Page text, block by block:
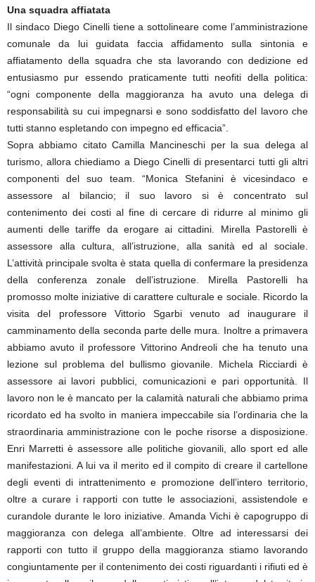
Una squadra affiatata
Il sindaco Diego Cinelli tiene a sottolineare come l’amministrazione
comunale da lui guidata faccia affidamento sulla sintonia e
affiatamento della squadra che sta lavorando con dedizione ed
entusiasmo pur essendo praticamente tutti neofiti della politica:
“ogni componente della maggioranza ha avuto una delega di
responsabilità su cui impegnarsi e sono soddisfatto del lavoro che
tutti stanno espletando con impegno ed efficacia”.
Sopra abbiamo citato Camilla Mancineschi per la sua delega al
turismo, allora chiediamo a Diego Cinelli di presentarci tutti gli altri
componenti del suo team. “Monica Stefanini è vicesindaco e
assessore al bilancio; il suo lavoro si è concentrato sul
contenimento dei costi al fine di cercare di ridurre al minimo gli
aumenti delle tariffe da erogare ai cittadini. Mirella Pastorelli è
assessore alla cultura, all’istruzione, alla sanità ed al sociale.
L’attività principale svolta è stata quella di confermare la presidenza
della conferenza zonale dell’istruzione. Mirella Pastorelli ha
promosso molte iniziative di carattere culturale e sociale. Ricordo la
visita del professore Vittorio Sgarbi venuto ad inaugurare il
camminamento della seconda parte delle mura. Inoltre a primavera
abbiamo avuto il professore Vittorino Andreoli che ha tenuto una
lezione sul problema del bullismo giovanile. Michela Ricciardi è
assessore ai lavori pubblici, comunicazioni e pari opportunità. Il
lavoro non le è mancato per la calamità naturali che abbiamo prima
ricordato ed ha svolto in maniera impeccabile sia l’ordinaria che la
straordinaria amministrazione con le poche risorse a disposizione.
Enri Marretti è assessore alle politiche giovanili, allo sport ed alle
manifestazioni. A lui va il merito ed il compito di creare il cartellone
degli eventi di intrattenimento e promozione dell’intero territorio,
oltre a curare i rapporti con tutte le associazioni, assistendole e
curandole durante le loro iniziative. Amanda Vichi è capogruppo di
maggioranza con delega all’ambiente. Oltre ad interessarsi dei
rapporti con tutto il gruppo della maggioranza stiamo lavorando
congiuntamente per il contenimento dei costi riguardanti i rifiuti ed è